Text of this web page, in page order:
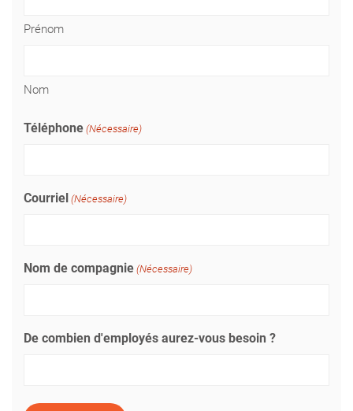
Prénom
Nom
Téléphone (Nécessaire)
Courriel (Nécessaire)
Nom de compagnie (Nécessaire)
De combien d'employés aurez-vous besoin ?